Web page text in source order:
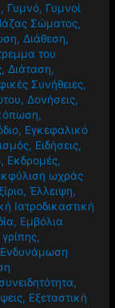
, Γυμνό, Γυμνοί
Σώματος,
, Διάθεση,
του
, Διάταση,
Συνήθειες,
, Δονήσεις,
,
, Εγκεφαλικό
, Ειδήσεις,
, Εκδρομές,
ωχράς
,Έλλειψη,
Ιατροδικαστική
, Εμβόλια
,
Ενδυνάμωση
,
, Εξεταστική